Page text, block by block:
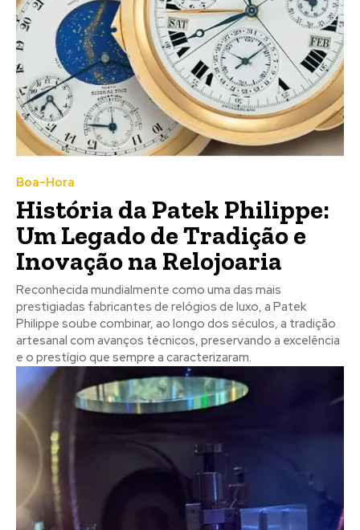
Boa-Hora
História da Patek Philippe:
Um Legado de Tradição e
Inovação na Relojoaria
Reconhecida mundialmente como uma das mais
prestigiadas fabricantes de relógios de luxo, a Patek
Philippe soube combinar, ao longo dos séculos, a tradição
artesanal com avanços técnicos, preservando a excelência
e o prestígio que sempre a caracterizaram.